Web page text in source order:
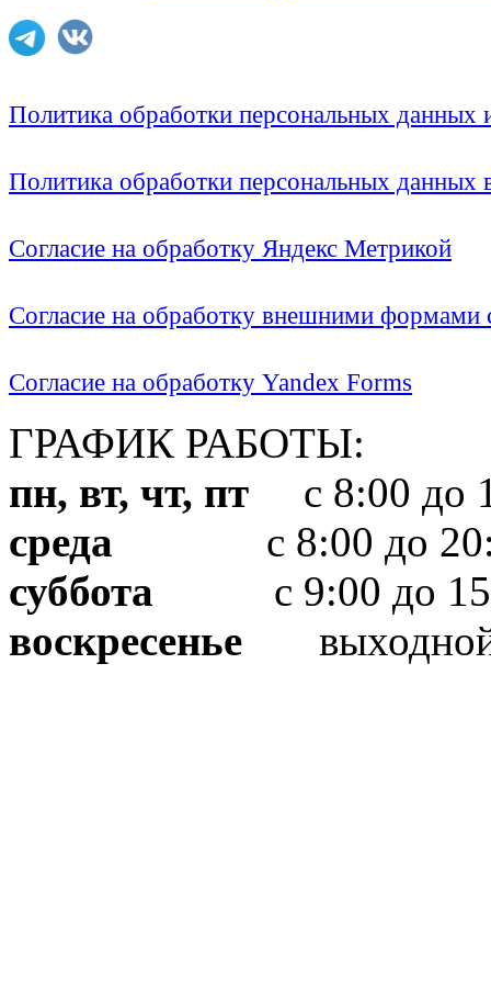
Политика обработки персональных
Политика обработки персональных
Согласие на обработку Яндекс Метрикой
Согласие на обработку внешними формами
Согласие на обработку Yandex Forms
ГРАФИК РАБОТЫ:
пн, вт, чт, пт с 8:00 до
среда с 8:00 до
суббота с 9:00 до
воскресенье